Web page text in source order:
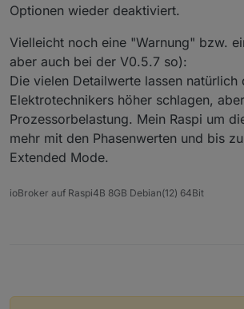
Optionen wieder deaktiviert.
Vielleicht noch eine "Warnung" bzw.
aber auch bei der V0.5.7 so):
Die vielen Detailwerte lassen natürlich
Elektrotechnikers höher schlagen,
Prozessorbelastung. Mein Raspi um
mehr mit den Phasenwerten und bis
Extended Mode.
ioBroker auf Raspi4B 8GB Debian(12) 64Bit